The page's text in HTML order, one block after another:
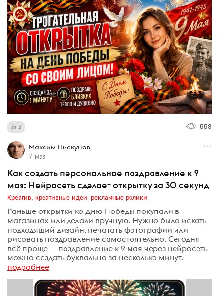
3 558
Максим Пискунов
7 мая
Как создать персональное поздравление к 9
мая: Нейросеть сделает открытку за 30 секунд
Креатив, креативные идеи, рекламные ролики
Раньше открытки ко Дню Победы покупали в
магазинах или делали вручную. Нужно было искать
подходящий дизайн, печатать фотографии или
рисовать поздравление самостоятельно. Сегодня
всё проще — поздравление к 9 мая через нейросеть
можно создать буквально за несколько минут.
подробнее